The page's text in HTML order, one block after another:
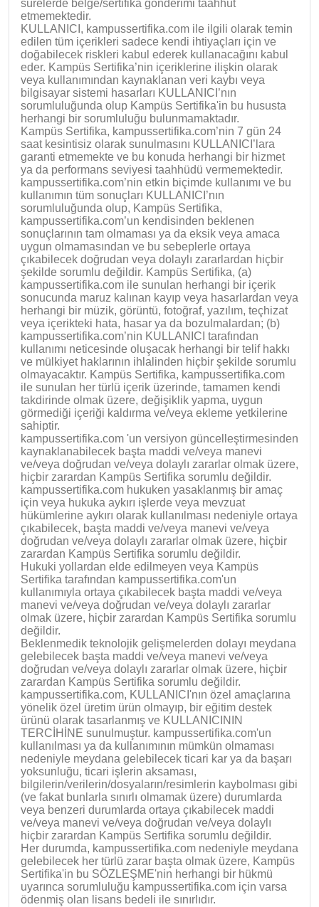
sürelerde belge/sertifika gönderimi taahhüt
etmemektedir.
KULLANICI, kampussertifika.com ile ilgili olarak temin
edilen tüm içerikleri sadece kendi ihtiyaçları için ve
doğabilecek riskleri kabul ederek kullanacağını kabul
eder. Kampüs Sertifika’nin içeriklerine ilişkin olarak
veya kullanımından kaynaklanan veri kaybı veya
bilgisayar sistemi hasarları KULLANICI’nın
sorumluluğunda olup Kampüs Sertifika'in bu hususta
herhangi bir sorumluluğu bulunmamaktadır.
Kampüs Sertifika, kampussertifika.com’nin 7 gün 24
saat kesintisiz olarak sunulmasını KULLANICI’lara
garanti etmemekte ve bu konuda herhangi bir hizmet
ya da performans seviyesi taahhüdü vermemektedir.
kampussertifika.com’nin etkin biçimde kullanımı ve bu
kullanımın tüm sonuçları KULLANICI’nın
sorumluluğunda olup, Kampüs Sertifika,
kampussertifika.com’un kendisinden beklenen
sonuçlarının tam olmaması ya da eksik veya amaca
uygun olmamasından ve bu sebeplerle ortaya
çıkabilecek doğrudan veya dolaylı zararlardan hiçbir
şekilde sorumlu değildir. Kampüs Sertifika, (a)
kampussertifika.com ile sunulan herhangi bir içerik
sonucunda maruz kalınan kayıp veya hasarlardan veya
herhangi bir müzik, görüntü, fotoğraf, yazılım, teçhizat
veya içerikteki hata, hasar ya da bozulmalardan; (b)
kampussertifika.com’nin KULLANICI tarafından
kullanımı neticesinde oluşacak herhangi bir telif hakkı
ve mülkiyet haklarının ihlalinden hiçbir şekilde sorumlu
olmayacaktır. Kampüs Sertifika, kampussertifika.com
ile sunulan her türlü içerik üzerinde, tamamen kendi
takdirinde olmak üzere, değişiklik yapma, uygun
görmediği içeriği kaldırma ve/veya ekleme yetkilerine
sahiptir.
kampussertifika.com 'un versiyon güncelleştirmesinden
kaynaklanabilecek başta maddi ve/veya manevi
ve/veya doğrudan ve/veya dolaylı zararlar olmak üzere,
hiçbir zarardan Kampüs Sertifika sorumlu değildir.
kampussertifika.com hukuken yasaklanmış bir amaç
için veya hukuka aykırı işlerde veya mevzuat
hükümlerine aykırı olarak kullanılması nedeniyle ortaya
çıkabilecek, başta maddi ve/veya manevi ve/veya
doğrudan ve/veya dolaylı zararlar olmak üzere, hiçbir
zarardan Kampüs Sertifika sorumlu değildir.
Hukuki yollardan elde edilmeyen veya Kampüs
Sertifika tarafından kampussertifika.com'un
kullanımıyla ortaya çıkabilecek başta maddi ve/veya
manevi ve/veya doğrudan ve/veya dolaylı zararlar
olmak üzere, hiçbir zarardan Kampüs Sertifika sorumlu
değildir.
Beklenmedik teknolojik gelişmelerden dolayı meydana
gelebilecek başta maddi ve/veya manevi ve/veya
doğrudan ve/veya dolaylı zararlar olmak üzere, hiçbir
zarardan Kampüs Sertifika sorumlu değildir.
kampussertifika.com, KULLANICI'nın özel amaçlarına
yönelik özel üretim ürün olmayıp, bir eğitim destek
ürünü olarak tasarlanmış ve KULLANICININ
TERCİHİNE sunulmuştur. kampussertifika.com'un
kullanılması ya da kullanımının mümkün olmaması
nedeniyle meydana gelebilecek ticari kar ya da başarı
yoksunluğu, ticari işlerin aksaması,
bilgilerin/verilerin/dosyaların/resimlerin kaybolması gibi
(ve fakat bunlarla sınırlı olmamak üzere) durumlarda
veya benzeri durumlarda ortaya çıkabilecek maddi
ve/veya manevi ve/veya doğrudan ve/veya dolaylı
hiçbir zarardan Kampüs Sertifika sorumlu değildir.
Her durumda, kampussertifika.com nedeniyle meydana
gelebilecek her türlü zarar başta olmak üzere, Kampüs
Sertifika'in bu SÖZLEŞME'nin herhangi bir hükmü
uyarınca sorumluluğu kampussertifika.com için varsa
ödenmiş olan lisans bedeli ile sınırlıdır.